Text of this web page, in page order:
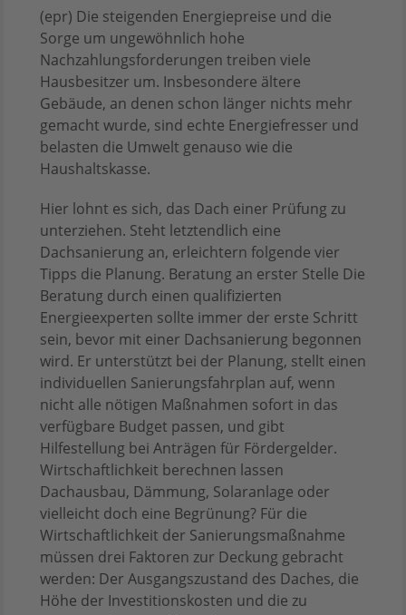
(epr) Die steigenden Energiepreise und die
Sorge um ungewöhnlich hohe
Nachzahlungsforderungen treiben viele
Hausbesitzer um. Insbesondere ältere
Gebäude, an denen schon länger nichts mehr
gemacht wurde, sind echte Energiefresser und
belasten die Umwelt genauso wie die
Haushaltskasse.
Hier lohnt es sich, das Dach einer Prüfung zu
unterziehen. Steht letztendlich eine
Dachsanierung an, erleichtern folgende vier
Tipps die Planung. Beratung an erster Stelle Die
Beratung durch einen qualifizierten
Energieexperten sollte immer der erste Schritt
sein, bevor mit einer Dachsanierung begonnen
wird. Er unterstützt bei der Planung, stellt einen
individuellen Sanierungsfahrplan auf, wenn
nicht alle nötigen Maßnahmen sofort in das
verfügbare Budget passen, und gibt
Hilfestellung bei Anträgen für Fördergelder.
Wirtschaftlichkeit berechnen lassen
Dachausbau, Dämmung, Solaranlage oder
vielleicht doch eine Begrünung? Für die
Wirtschaftlichkeit der Sanierungsmaßnahme
müssen drei Faktoren zur Deckung gebracht
werden: Der Ausgangszustand des Daches, die
Höhe der Investitionskosten und die zu